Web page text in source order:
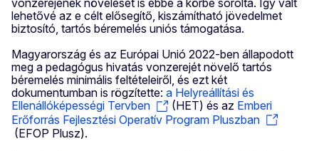
lehetővé az e célt elősegítő, kiszámítható jövedelmet
biztosító, tartós béremelés uniós támogatása.
Magyarország és az Európai Unió 2022-ben állapodott
meg a pedagógus hivatás vonzerejét növelő tartós
béremelés minimális feltételeiről, és ezt két
dokumentumban is rögzítette: a Helyreállítási és
Ellenállóképességi Tervben
(HET) és az Emberi
Erőforrás Fejlesztési Operatív Program Pluszban
(EFOP Plusz).